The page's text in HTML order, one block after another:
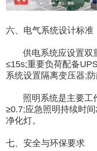
六、电气系统设计标准
供电系统应设置双
≤15s;重要负荷配备
系统设置隔离变压器;
照明系统是主要工
≥0.7;应急照明持续时
净化灯。
七、安全与环保要求